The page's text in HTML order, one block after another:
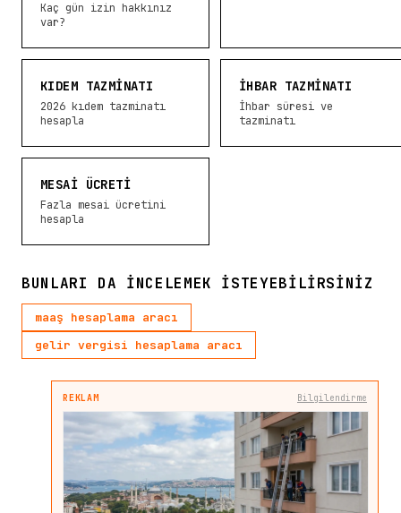
Kaç gün izin hakkınız
var?
KIDEM TAZMINATI
2026 kıdem tazminatı
hesapla
İHBAR TAZMINATI
İhbar süresi ve
tazminatı
MESAI ÜCRETI
Fazla mesai ücretini
hesapla
BUNLARI DA INCELEMEK ISTEYEBILIRSINIZ
maaş hesaplama aracı
gelir vergisi hesaplama aracı
REKLAM Bilgilendirme